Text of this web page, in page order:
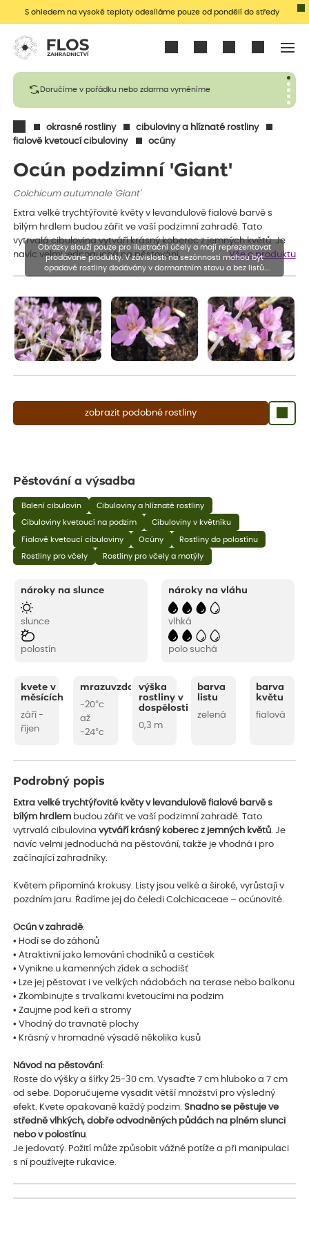
S ohledem na vysoké teploty odesíláme pouze od pondělí do středy
Doručíme v pořádku nebo zdarma vyměníme
okrasné rostliny
cibuloviny a hlíznaté rostliny
fialově kvetoucí cibuloviny
ocúny
Ocún podzimní 'Giant'
Colchicum autumnale 'Giant'
Extra velké trychtýřovité květy v levandulově fialové barvě s
bílým hrdlem budou zářit ve vaší podzimní zahradě. Tato
vytrvalá cibulovina vytváří krásný koberec z jemných květů. Je
navíc velmi jednoduchá na pěstování,…
Vše o produktu
zobrazit podobné rostliny
Obrázky slouží pouze pro ilustrační účely a mají reprezentovat
prodávané produkty. V závislosti na sezónnosti mohou být
opadavé rostliny dodávány v dormantním stavu a bez listů.
Rostliny mohou být také sestřiženy níže, než je uvedená výška,
Pěstování a výsadba
Balení cibulovin Cibuloviny a hlíznaté rostliny
Cibuloviny kvetoucí na podzim Cibuloviny v květníku
Fialově kvetoucí cibuloviny Ocúny Rostliny do polostínu
Rostliny pro včely Rostliny pro včely a motýly
nároky na slunce
slunce
polostín
nároky na vláhu
vlhká
polo suchá
kvete v
měsících
září -
říjen
mrazuvzdornost
-20°c
až
-24°c
výška
rostliny v
dospělosti
0,3 m
barva
listu
zelená
barva
květu
fialová
Podrobný popis
Extra velké trychtýřovité květy v levandulově fialové barvě s
bílým hrdlem budou zářit ve vaší podzimní zahradě. Tato
vytrvalá cibulovinavytváří krásný koberec z jemných květů. Je
navíc velmi jednoduchá na pěstování, takže je vhodná i pro
začínající zahradníky.
Květem připomíná krokusy. Listy jsou velké a široké, vyrůstají v
pozdním jaru. Řadíme jej do čeledi Colchicaceae – ocúnovité.
Ocún v zahradě:
• Hodí se do záhonů
• Atraktivní jako lemování chodníků a cestiček
• Vynikne u kamenných zídek a schodišť
• Lze jej pěstovat i ve velkých nádobách na terase nebo balkonu
• Zkombinujte s trvalkami kvetoucími na podzim
• Zaujme pod keři a stromy
• Vhodný do travnaté plochy
• Krásný v hromadné výsadě několika kusů
Návod na pěstování:
Roste do výšky a šířky 25-30 cm. Vysaďte 7 cm hluboko a 7 cm
od sebe. Doporučujeme vysadit větší množství pro výsledný
efekt. Kvete opakovaně každý podzim.Snadno se pěstuje ve
středně vlhkých, dobře odvodněných půdách na plném slunci
nebo v polostínu.
Je jedovatý. Požití může způsobit vážné potíže a při manipulaci
s ní používejte rukavice.